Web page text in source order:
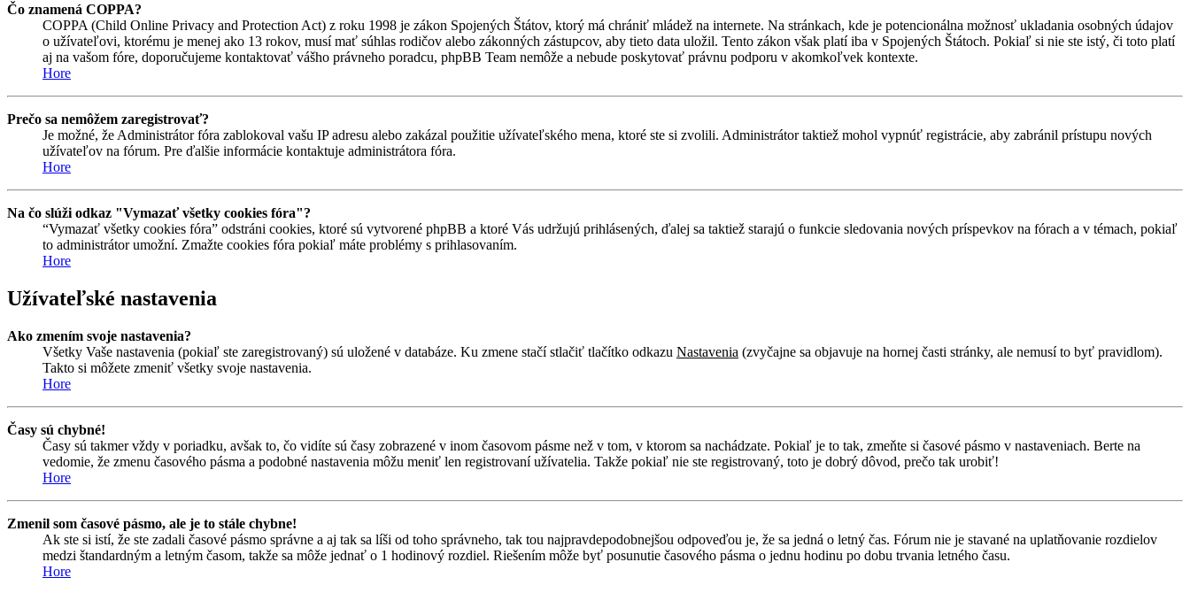
Čo znamená COPPA?
COPPA (Child Online Privacy and Protection Act) z roku 1998 je zákon Spojených Štátov, ktorý má chrániť mládež na internete. Na stránkach, kde je potencionálna možnosť ukladania osobných údajov
o užívateľovi, ktorému je menej ako 13 rokov, musí mať súhlas rodičov alebo zákonných zástupcov, aby tieto data uložil. Tento zákon však platí iba v Spojených Štátoch. Pokiaľ si nie ste istý, či toto platí
aj na vašom fóre, doporučujeme kontaktovať vášho právneho poradcu, phpBB Team nemôže a nebude poskytovať právnu podporu v akomkoľvek kontexte.
Hore
Prečo sa nemôžem zaregistrovať?
Je možné, že Administrátor fóra zablokoval vašu IP adresu alebo zakázal použitie užívateľského mena, ktoré ste si zvolili. Administrátor taktiež mohol vypnúť registrácie, aby zabránil prístupu nových
užívateľov na fórum. Pre ďalšie informácie kontaktuje administrátora fóra.
Hore
Na čo slúži odkaz "Vymazať všetky cookies fóra"?
“Vymazať všetky cookies fóra” odstráni cookies, ktoré sú vytvorené phpBB a ktoré Vás udržujú prihlásených, ďalej sa taktiež starajú o funkcie sledovania nových príspevkov na fórach a v témach, pokiaľ
to administrátor umožní. Zmažte cookies fóra pokiaľ máte problémy s prihlasovaním.
Hore
Užívateľské nastavenia
Ako zmením svoje nastavenia?
Všetky Vaše nastavenia (pokiaľ ste zaregistrovaný) sú uložené v databáze. Ku zmene stačí stlačiť tlačítko odkazu Nastavenia (zvyčajne sa objavuje na hornej časti stránky, ale nemusí to byť pravidlom).
Takto si môžete zmeniť všetky svoje nastavenia.
Hore
Časy sú chybné!
Časy sú takmer vždy v poriadku, avšak to, čo vidíte sú časy zobrazené v inom časovom pásme než v tom, v ktorom sa nachádzate. Pokiaľ je to tak, zmeňte si časové pásmo v nastaveniach. Berte na
vedomie, že zmenu časového pásma a podobné nastavenia môžu meniť len registrovaní užívatelia. Takže pokiaľ nie ste registrovaný, toto je dobrý dôvod, prečo tak urobiť!
Hore
Zmenil som časové pásmo, ale je to stále chybne!
Ak ste si istí, že ste zadali časové pásmo správne a aj tak sa líši od toho správneho, tak tou najpravdepodobnejšou odpoveďou je, že sa jedná o letný čas. Fórum nie je stavané na uplatňovanie rozdielov
medzi štandardným a letným časom, takže sa môže jednať o 1 hodinový rozdiel. Riešením môže byť posunutie časového pásma o jednu hodinu po dobu trvania letného času.
Hore